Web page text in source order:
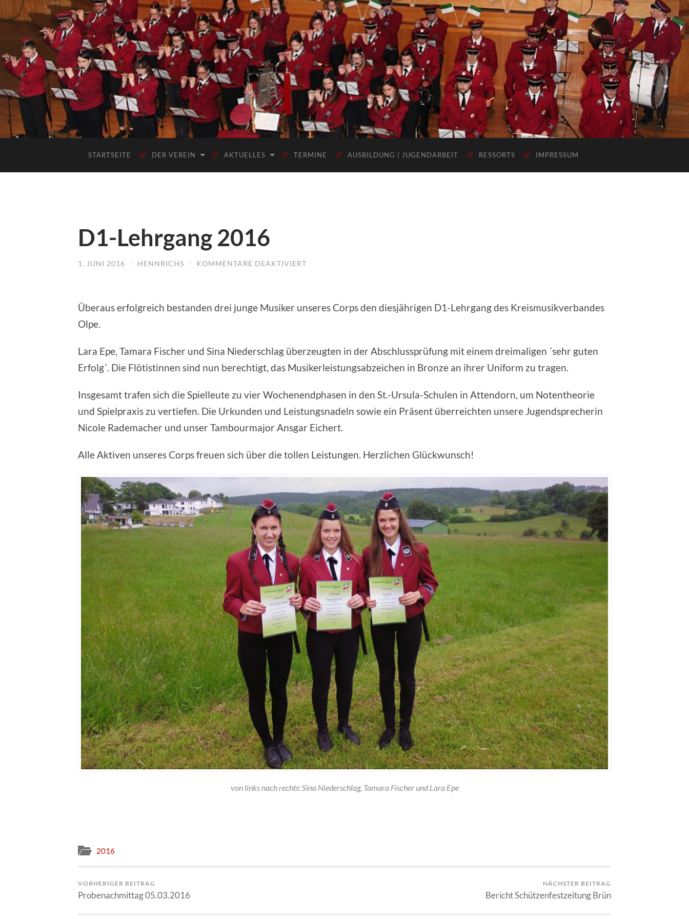
STARTSEITE DER VEREIN AKTUELLES TERMINE AUSBILDUNG | JUGENDARBEIT RESSORTS IMPRESSUM
D1-Lehrgang 2016
1. JUNI 2016 / HENNRICHS / KOMMENTARE DEAKTIVIERT
Überaus erfolgreich bestanden drei junge Musiker unseres Corps den diesjährigen D1-Lehrgang des Kreismusikverbandes
Olpe.
Lara Epe, Tamara Fischer und Sina Niederschlag überzeugten in der Abschlussprüfung mit einem dreimaligen ´sehr guten
Erfolg´. Die Flötistinnen sind nun berechtigt, das Musikerleistungsabzeichen in Bronze an ihrer Uniform zu tragen.
Insgesamt trafen sich die Spielleute zu vier Wochenendphasen in den St.-Ursula-Schulen in Attendorn, um Notentheorie
und Spielpraxis zu vertiefen. Die Urkunden und Leistungsnadeln sowie ein Präsent überreichten unsere Jugendsprecherin
Nicole Rademacher und unser Tambourmajor Ansgar Eichert.
Alle Aktiven unseres Corps freuen sich über die tollen Leistungen. Herzlichen Glückwunsch!
von links nach rechts: Sina Niederschlag, Tamara Fischer und Lara Epe
2016
VORHERIGER BEITRAG
Probenachmittag 05.03.2016
NÄCHSTER BEITRAG
Bericht Schützenfestzeitung Brün